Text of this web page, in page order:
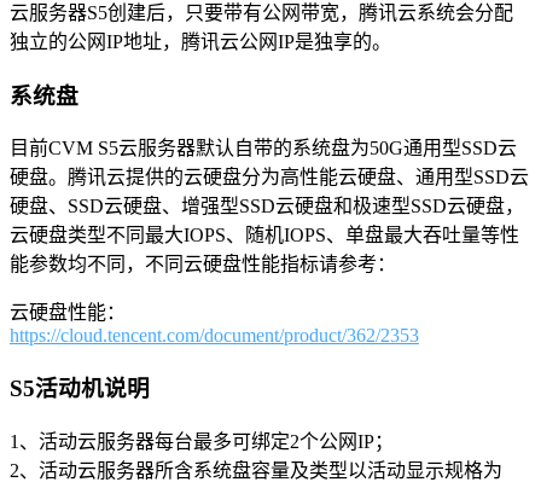
云服务器S5创建后，只要带有公网带宽，腾讯云系统会分配
独立的公网IP地址，腾讯云公网IP是独享的。
系统盘
目前CVM S5云服务器默认自带的系统盘为50G通用型SSD云
硬盘。腾讯云提供的云硬盘分为高性能云硬盘、通用型SSD云
硬盘、SSD云硬盘、增强型SSD云硬盘和极速型SSD云硬盘，
云硬盘类型不同最大IOPS、随机IOPS、单盘最大吞吐量等性
能参数均不同，不同云硬盘性能指标请参考：
云硬盘性能：
https://cloud.tencent.com/document/product/362/2353
S5活动机说明
1、活动云服务器每台最多可绑定2个公网IP；
2、活动云服务器所含系统盘容量及类型以活动显示规格为